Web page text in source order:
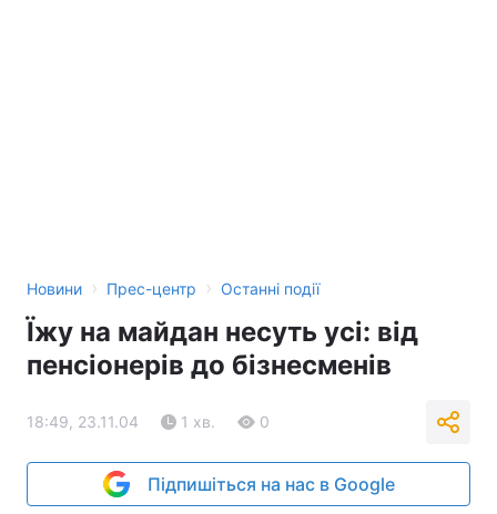
Новини › Прес-центр › Останні події
Їжу на майдан несуть усі: від
пенсіонерів до бізнесменів
18:49, 23.11.04 1 хв. 0
Підпишіться на нас в Google